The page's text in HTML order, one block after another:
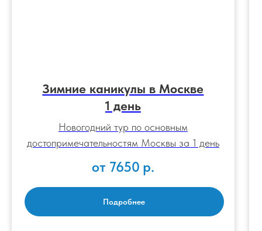
Зимние каникулы в Москве
1 день
Новогодний тур по основным
достопримечательностям Москвы за 1 день
от 7650 р.
Подробнее